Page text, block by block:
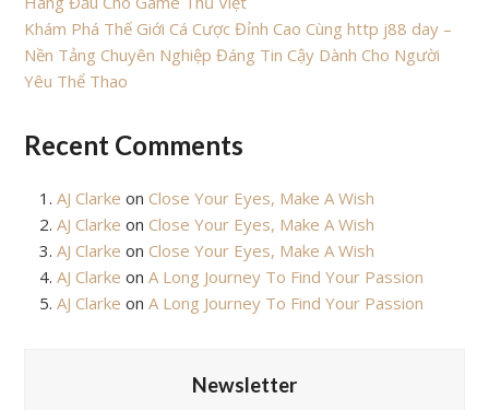
Khám Phá Thế Giới Cá Cược Đỉnh Cao Cùng http j88 day –
Nền Tảng Chuyên Nghiệp Đáng Tin Cậy Dành Cho Người
Yêu Thể Thao
Recent Comments
AJ Clarke on Close Your Eyes, Make A Wish
AJ Clarke on Close Your Eyes, Make A Wish
AJ Clarke on Close Your Eyes, Make A Wish
AJ Clarke onA Long Journey To Find Your Passion
AJ Clarke onA Long Journey To Find Your Passion
Newsletter